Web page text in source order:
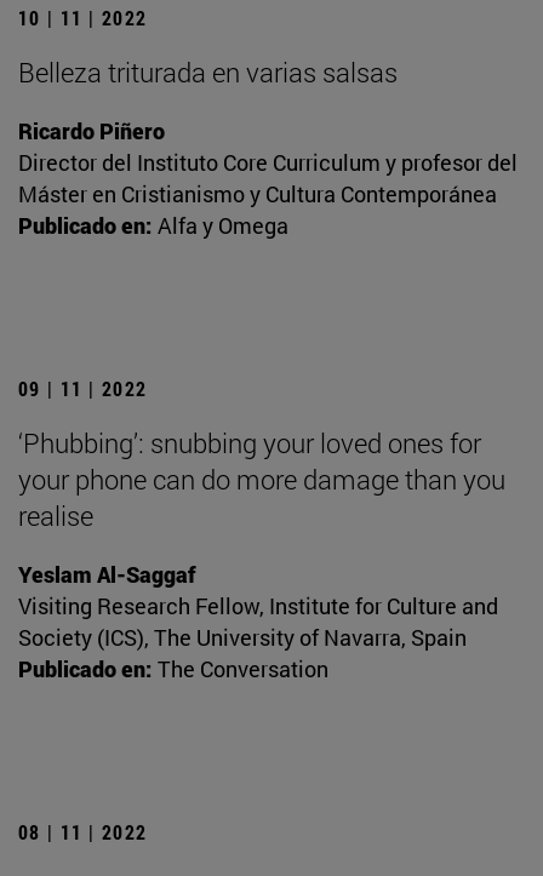
10 | 11 | 2022
Belleza triturada en varias salsas
Ricardo Piñero
Director del Instituto Core Curriculum y profesor del
Máster en Cristianismo y Cultura Contemporánea
Publicado en: Alfa y Omega
09 | 11 | 2022
‘Phubbing’: snubbing your loved ones for
your phone can do more damage than you
realise
Yeslam Al-Saggaf
Visiting Research Fellow, Institute for Culture and
Society (ICS), The University of Navarra, Spain
Publicado en: The Conversation
08 | 11 | 2022